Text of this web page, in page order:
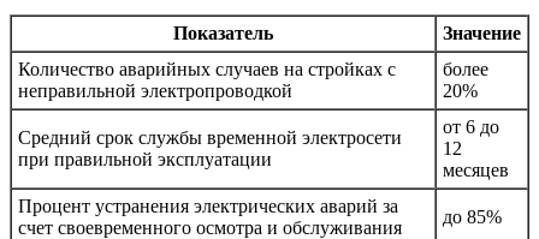
Показатель
Значение
Количество аварийных случаев на стройках с
неправильной электропроводкой
более
20%
Средний срок службы временной электросети
при правильной эксплуатации
от 6 до
12
месяцев
Процент устранения электрических аварий за
счет своевременного осмотра и обслуживания
до 85%